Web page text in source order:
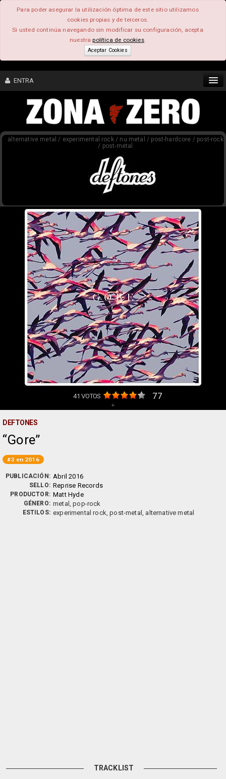
Para poder asegurar la utilización óptima de este sitio utilizamos
cookies propias y de terceros.
Si usted continúa navegando sin modificar su configuración, acepta
nuestrapolítica de cookies.
Aceptar Cookies
ENTRA
CONTENIDO
alternative metal / experimental rock / nu metal / post-hardcore / post-rock
/ post-metal
41 VOTOS 77
+
DEFTONES
Gore
#3 en 2016
PUBLICACIÓN: Abril 2016
SELLO: Reprise Records
PRODUCTOR: Matt Hyde
GÉNERO: metal, pop-rock
ESTILOS: experimental rock, post-metal, alternative metal
TRACKLIST